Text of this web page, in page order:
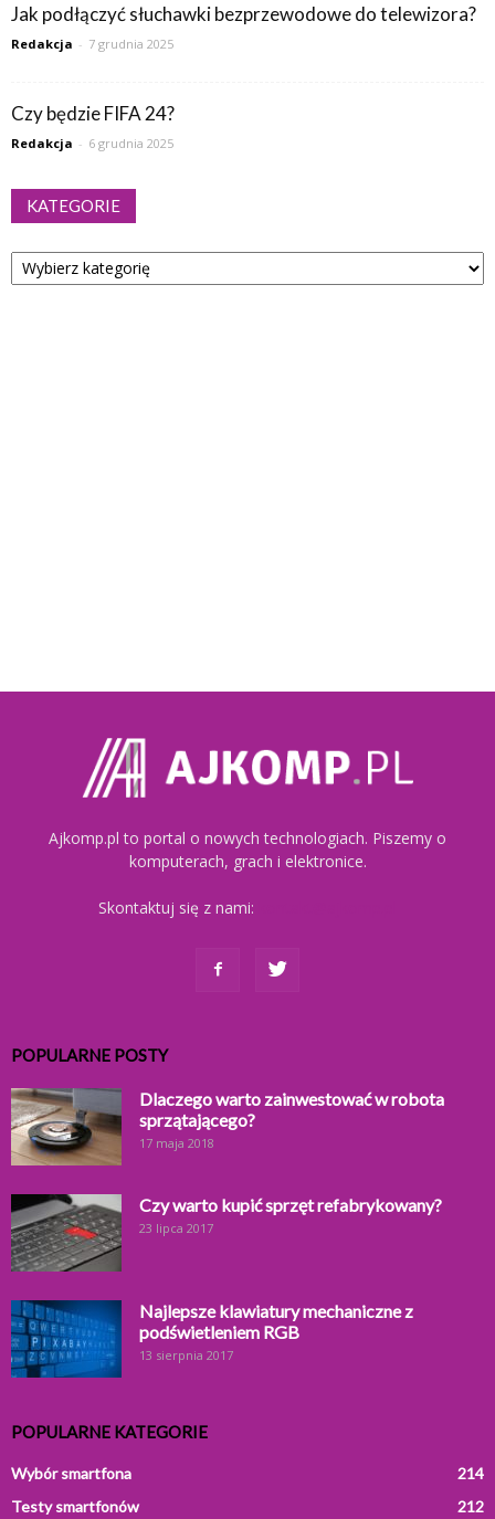
Jak podłączyć słuchawki bezprzewodowe do telewizora?
Redakcja - 7 grudnia 2025
Czy będzie FIFA 24?
Redakcja - 6 grudnia 2025
KATEGORIE
Kategorie
Ajkomp.pl to portal o nowych technologiach. Piszemy o
komputerach, grach i elektronice.
Skontaktuj się z nami:
POPULARNE POSTY
Dlaczego warto zainwestować w robota
sprzątającego?
17 maja 2018
Czy warto kupić sprzęt refabrykowany?
23 lipca 2017
Najlepsze klawiatury mechaniczne z
podświetleniem RGB
13 sierpnia 2017
POPULARNE KATEGORIE
Wybór smartfona
214
Testy smartfonów
212